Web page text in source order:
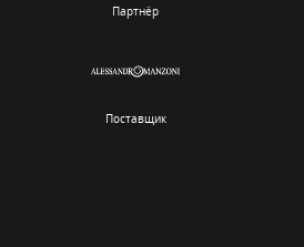
Партнёр
Поставщик